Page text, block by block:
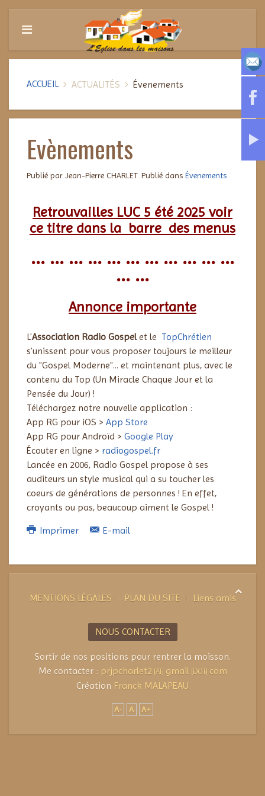
ACCUEIL ACTUALITÉS Évenements
Evènements
Publié par Jean-Pierre CHARLET. Publié dans Évenements
Retrouvailles LUC 5 été 2025 voir
ce titre dans la barre des menus
... ... ... ... ... ... ... ... ... ... ...
... ...
Annonce importante
L'Association Radio Gospelet le TopChrétien
s’unissent pour vous proposer toujours le meilleur
du "Gospel Moderne"... et maintenant plus, avec le
contenu du Top (Un Miracle Chaque Jour et la
Pensée du Jour) !
Téléchargez notre nouvelle application :
App RG pour iOS > App Store
App RG pour Androïd > Google Play
Écouter en ligne > radiogospel.fr
Lancée en 2006, Radio Gospel propose à ses
auditeurs un style musical qui a su toucher les
coeurs de générations de personnes ! En effet,
croyants ou pas, beaucoup aiment le Gospel !
Imprimer E-mail
MENTIONS LÉGALES PLAN DU SITE Liens amis
NOUS CONTACTER
Sortir de nos positions pour rentrer la moisson.
Me contacter : prjpcharlet2 [AT] gmail[DOT] com
Création Franck MALAPEAU
A- A A+